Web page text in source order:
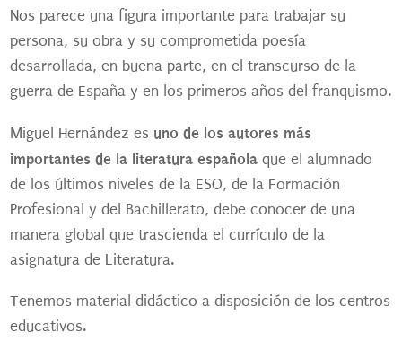
Nos parece una figura importante para trabajar su
persona, su obra y su comprometida poesía
desarrollada, en buena parte, en el transcurso de la
guerra de España y en los primeros años del franquismo.
Miguel Hernández es uno de los autores más
importantes de la literatura española que el alumnado
de los últimos niveles de la ESO, de la Formación
Profesional y del Bachillerato, debe conocer de una
manera global que trascienda el currículo de la
asignatura de Literatura.
Tenemos material didáctico a disposición de los centros
educativos.